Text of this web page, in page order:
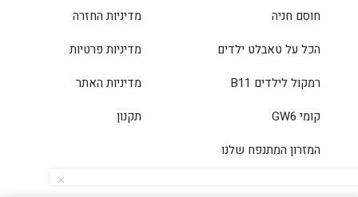
חוסם חניה
הכל על טאבלט ילדים
רמקול לילדים B11
קומי GW6
המזרון המתנפח שלנו
מדיניות החזרה
מדיניות פרטיות
מדיניות האתר
תקנון